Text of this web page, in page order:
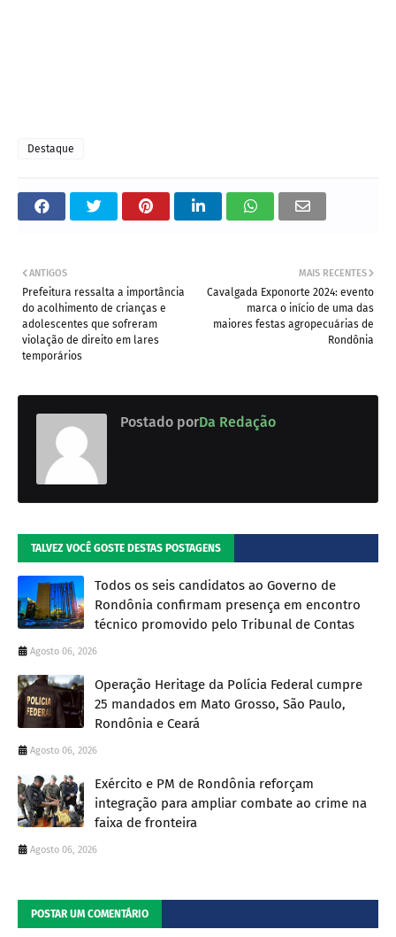
Destaque
MAIS RECENTES
Cavalgada Exponorte 2024: evento
marca o início de uma das
maiores festas agropecuárias de
Rondônia
ANTIGOS
Prefeitura ressalta a importância
do acolhimento de crianças e
adolescentes que sofreram
violação de direito em lares
temporários
Postado porDa Redação
TALVEZ VOCÊ GOSTE DESTAS POSTAGENS
Todos os seis candidatos ao Governo de
Rondônia confirmam presença em encontro
técnico promovido pelo Tribunal de Contas
Agosto 06, 2026
Operação Heritage da Polícia Federal cumpre
25 mandados em Mato Grosso, São Paulo,
Rondônia e Ceará
Agosto 06, 2026
Exército e PM de Rondônia reforçam
integração para ampliar combate ao crime na
faixa de fronteira
Agosto 06, 2026
POSTAR UM COMENTÁRIO